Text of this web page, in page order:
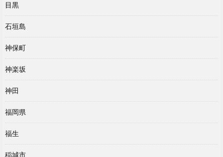
目黒
石垣島
神保町
神楽坂
神田
福岡県
福生
稲城市